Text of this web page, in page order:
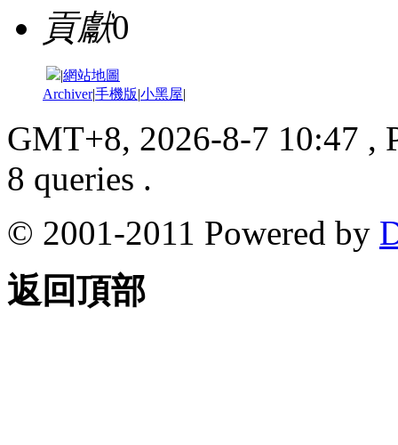
貢獻0
|網站地圖
Archiver|手機版|小黑屋|
GMT+8, 2026-8-7 10:47 ,
8 queries .
© 2001-2011 Powered by
返回頂部